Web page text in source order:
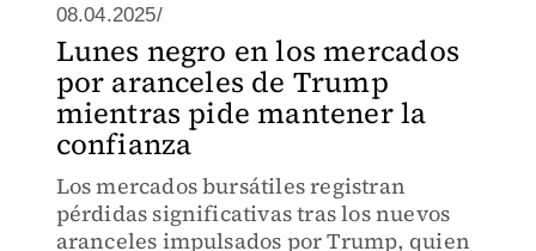
08.04.2025/
Lunes negro en los mercados
por aranceles de Trump
mientras pide mantener la
confianza
Los mercados bursátiles registran
pérdidas significativas tras los nuevos
aranceles impulsados por Trump, quien